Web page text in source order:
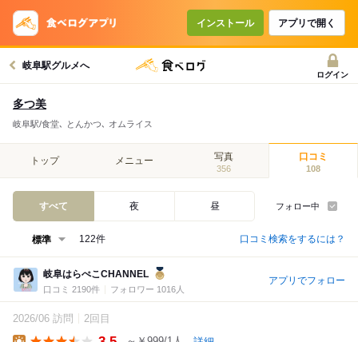
インストール アプリで開く
岐阜駅グルメへ
ログイン
多つ美
岐阜駅/食堂､ とんかつ､ オムライス
トップ メニュー 写真
356
口コミ
108
すべて 夜 昼 フォロー中
122件 口コミ検索をするには？
岐阜はらぺこCHANNEL
口コミ 2190件 フォロワー 1016人
アプリでフォロー
2026/06 訪問 2回目